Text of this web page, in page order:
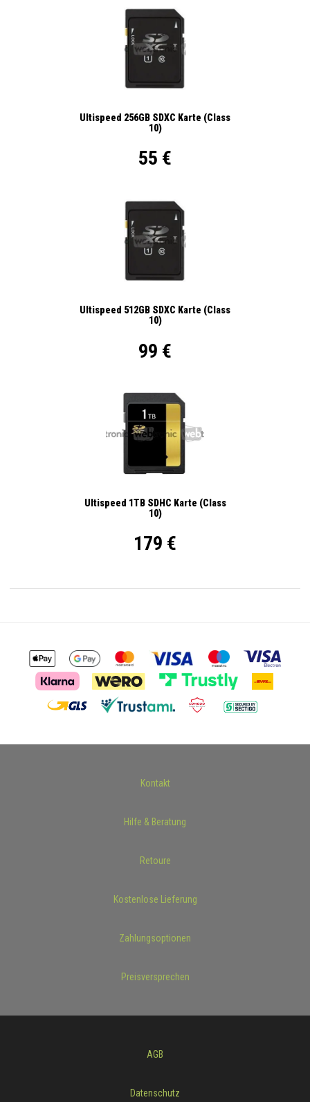
Ultispeed 256GB SDXC Karte (Class
10)
55 €
Ultispeed 512GB SDXC Karte (Class
10)
99 €
Ultispeed 1TB SDHC Karte (Class
10)
179 €
Kontakt
Hilfe & Beratung
Retoure
Kostenlose Lieferung
Zahlungsoptionen
Preisversprechen
AGB
Datenschutz